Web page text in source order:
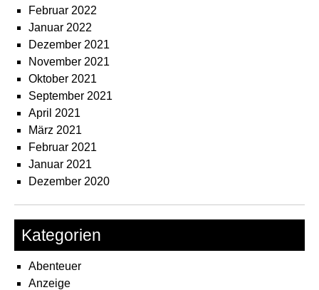
Februar 2022
Januar 2022
Dezember 2021
November 2021
Oktober 2021
September 2021
April 2021
März 2021
Februar 2021
Januar 2021
Dezember 2020
Kategorien
Abenteuer
Anzeige